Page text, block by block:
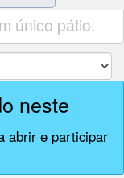
único pátio.
neste
abrir e participar